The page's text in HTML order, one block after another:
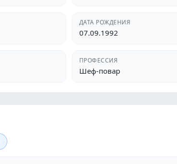
ДАТА РОЖДЕНИЯ
07.09.1992
ПРОФЕССИЯ
Шеф-повар